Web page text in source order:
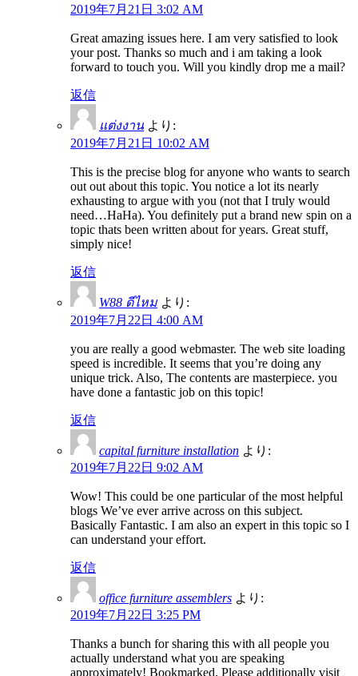
2019年7月21日 3:02 AM
Great amazing issues here. I am very satisfied to look
your post. Thanks so much and i am taking a look
forward to touch you. Will you kindly drop me a mail?
返信
แต่งงาน より:
2019年7月21日 10:02 AM
This is the precise blog for anyone who wants to search
out out about this topic. You notice a lot its nearly
exhausting to argue with you (not that I truly would
need…HaHa). You definitely put a brand new spin on a
topic thats been written about for years. Great stuff,
simply nice!
返信
W88 ดีไหม より:
2019年7月22日 4:00 AM
you are really a good webmaster. The web site loading
speed is incredible. It seems that you’re doing any
unique trick. Also, The contents are masterpiece. you
have done a fantastic job on this topic!
返信
capital furniture installation より:
2019年7月22日 9:02 AM
Wow! This could be one particular of the most helpful
blogs We’ve ever arrive across on this subject.
Basically Fantastic. I am also an expert in this topic so I
can understand your effort.
返信
office furniture assemblers より:
2019年7月22日 3:25 PM
Thanks a bunch for sharing this with all people you
actually understand what you are speaking
approximately! Bookmarked. Please additionally visit